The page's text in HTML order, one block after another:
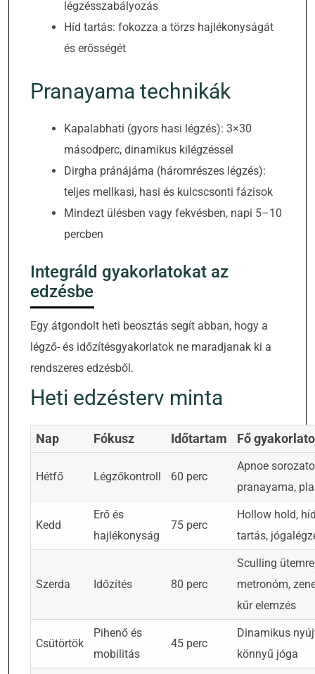
légzésszabályozás
Híd tartás: fokozza a törzs hajlékonyságát
és erősségét
Pranayama technikák
Kapalabhati (gyors hasi légzés): 3×30
másodperc, dinamikus kilégzéssel
Dirgha pránájáma (háromrészes légzés):
teljes mellkasi, hasi és kulcscsonti fázisok
Mindezt ülésben vagy fekvésben, napi 5–10
percben
Integráld gyakorlatokat az
edzésbe
Egy átgondolt heti beosztás segít abban, hogy a
légző- és időzítésgyakorlatok ne maradjanak ki a
rendszeres edzésből.
Heti edzésterv minta
Nap Fókusz Időtartam Fő
Hétfő Légzőkontroll 60 perc
Apnoe
pranayama,
Kedd
Erő és
hajlékonyság
75 perc
Hollow hold,
tartás,
Szerda Időzítés 80 perc
Sculling
metronóm,
kűr elemzés
Csütörtök
Pihenő és
mobilitás
45 perc
Dinamikus
könnyű jóga